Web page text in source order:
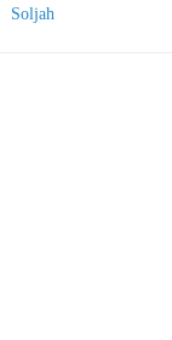
Soljah